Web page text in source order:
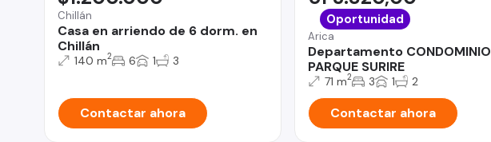
Chillán
Casa en arriendo de 6 dorm. en
Chillán
140 m2 6 1 3
Contactar ahora
Arica
Departamento CONDOMINIO
PARQUE SURIRE
Oportunidad
71 m2 3 1 2
Contactar ahora